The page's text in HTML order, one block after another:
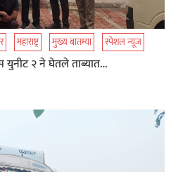
महाराष्ट्र मुख्य बातम्या स्पेशल न्यूज
युनीट २ ने घेतले ताब्यात…